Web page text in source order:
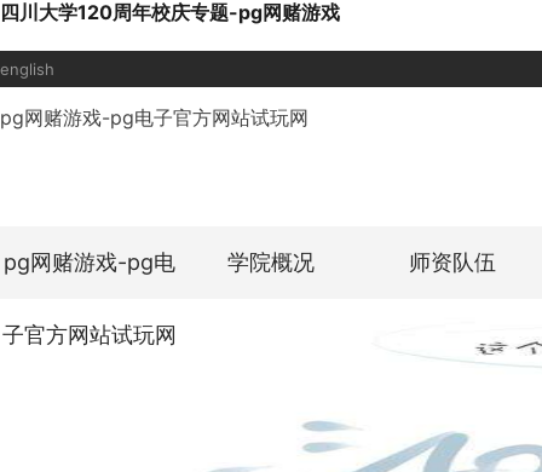
四川大学120周年校庆专题-pg网赌游戏
english
pg网赌游戏-pg电子官方网站试玩网
pg网赌游戏-pg电
子官方网站试玩网
学院概况 师资队伍